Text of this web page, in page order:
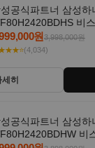
공식파트너 삼성하
비
20kg 세제자동투입
원3,998,000원
(4,034)
히
공식파트너 삼성하
비